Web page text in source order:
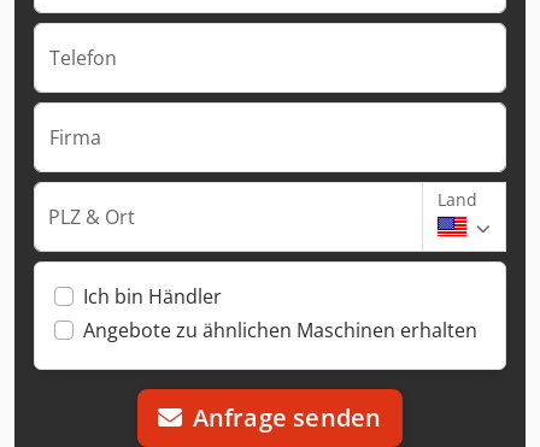
Telefon
Firma
PLZ & Ort
Land
Ich bin Händler
Angebote zu ähnlichen Maschinen erhalten
Anfrage senden